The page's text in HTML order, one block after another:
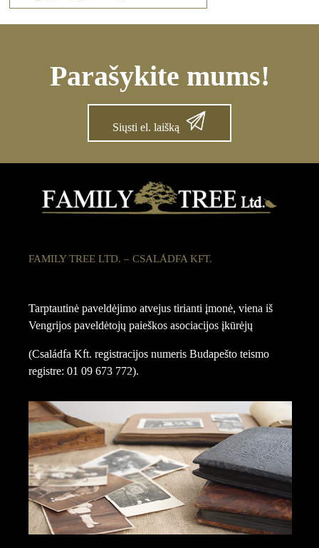
Parašykite mums!
Siųsti el. laišką
FAMILY TREE LTD. – CSALÁDFA KFT.
Tarptautinė paveldėjimo atvejus tirianti įmonė, viena iš
Vengrijos paveldėtojų paieškos asociacijos įkūrėjų
(Családfa Kft. registracijos numeris Budapešto teismo
registre: 01 09 673 772).